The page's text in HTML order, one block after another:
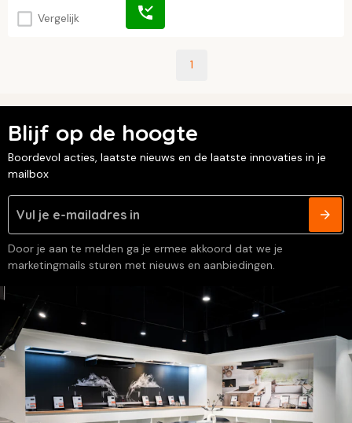
Vergelijk
1
Blijf op de hoogte
Boordevol acties, laatste nieuws en de laatste innovaties in je
mailbox
Door je aan te melden ga je ermee akkoord dat we je
marketingmails sturen met nieuws en aanbiedingen.